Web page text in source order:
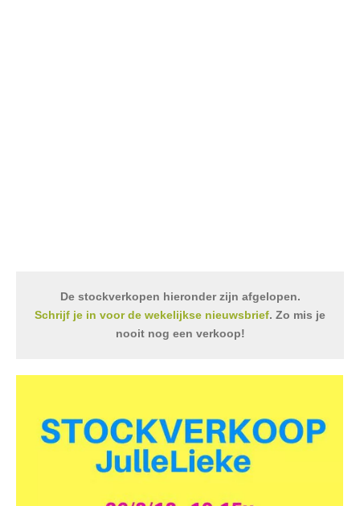
De stockverkopen hieronder zijn afgelopen.
Schrijf je in voor de wekelijkse nieuwsbrief. Zo mis je
nooit nog een verkoop!